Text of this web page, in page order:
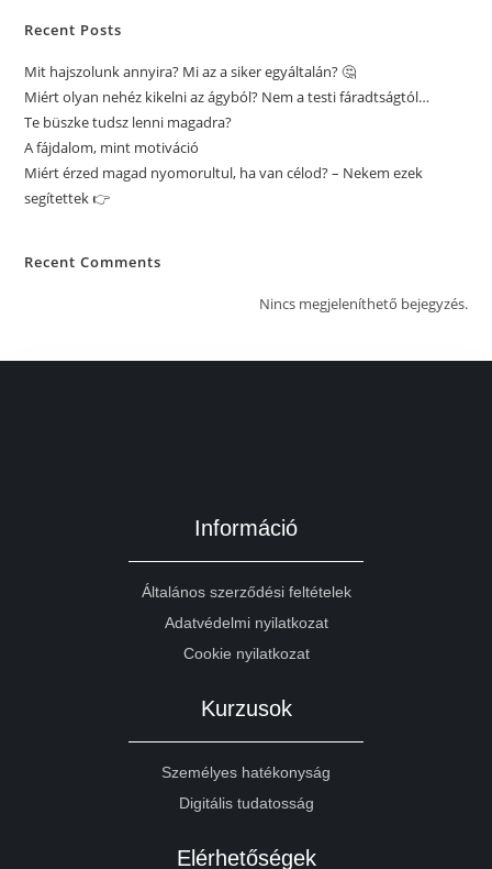
Recent Posts
Mit hajszolunk annyira? Mi az a siker egyáltalán? 🤔
Miért olyan nehéz kikelni az ágyból? Nem a testi fáradtságtól…
Te büszke tudsz lenni magadra?
A fájdalom, mint motiváció
Miért érzed magad nyomorultul, ha van célod? – Nekem ezek
segítettek 👉
Recent Comments
Nincs megjeleníthető bejegyzés.
Információ
Általános szerződési feltételek
Adatvédelmi nyilatkozat
Cookie nyilatkozat
Kurzusok
Személyes hatékonyság
Digitális tudatosság
Elérhetőségek